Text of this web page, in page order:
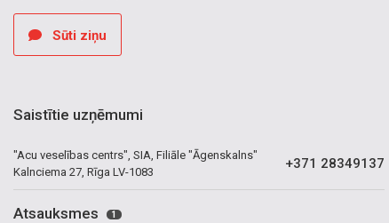
Sūti ziņu
Saistītie uzņēmumi
"Acu veselības centrs", SIA, Filiāle "Āgenskalns"
Kalnciema 27, Rīga LV-1083
+371 28349137
Atsauksmes 1